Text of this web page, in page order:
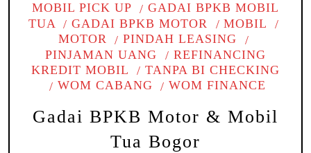
MOBIL PICK UP
GADAI BPKB MOBIL
TUA
GADAI BPKB MOTOR
MOBIL
MOTOR
PINDAH LEASING
PINJAMAN UANG
REFINANCING
KREDIT MOBIL
TANPA BI CHECKING
WOM CABANG
WOM FINANCE
Gadai BPKB Motor & Mobil
Tua Bogor